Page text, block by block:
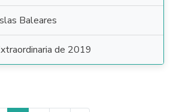
Baleares
de 2019